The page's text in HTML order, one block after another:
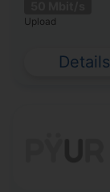
Upload
Details